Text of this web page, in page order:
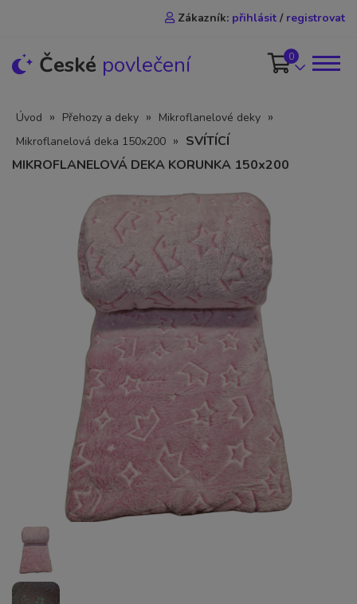
Zákazník: přihlásit / registrovat
České povlečení 0
Úvod » Přehozy a deky » Mikroflanelové deky »
Mikroflanelová deka 150x200 » SVÍTÍCÍ
MIKROFLANELOVÁ DEKA KORUNKA 150x200